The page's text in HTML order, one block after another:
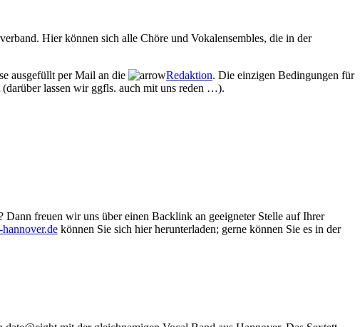
Hier können sich alle Chöre und Vokalensembles, die in der
ausgefüllt per Mail an die Redaktion. Die einzigen Bedingungen für
(darüber lassen wir ggfls. auch mit uns reden …).
freuen wir uns über einen Backlink an geeigneter Stelle auf Ihrer
können Sie sich hier herunterladen; gerne können Sie es in der